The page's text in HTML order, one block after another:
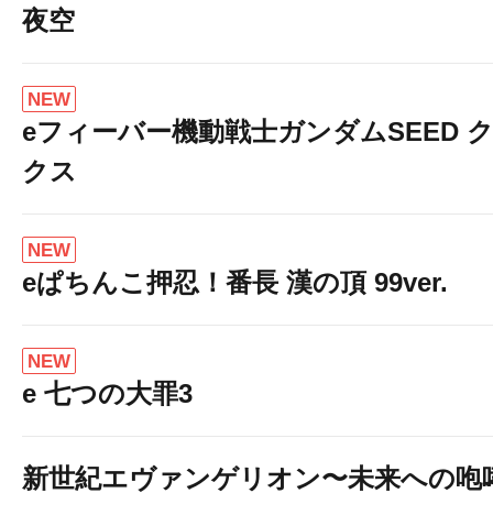
夜空
NEW
eフィーバー機動戦士ガンダムSEED
クス
NEW
eぱちんこ押忍！番長 漢の頂 99ver.
NEW
e 七つの大罪3
新世紀エヴァンゲリオン〜未来への咆